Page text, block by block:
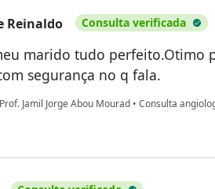
Reinaldo Consulta verificada
marido tudo perfeito.Otimo
segurança no q fala.
Prof. Jamil Jorge Abou Mourad • Consulta